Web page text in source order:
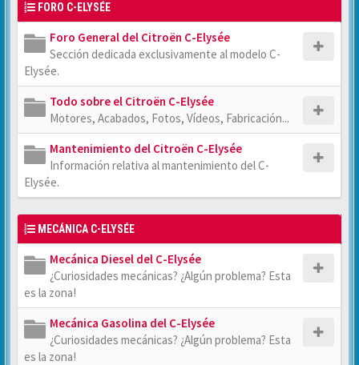
FORO C-ELYSÉE
Foro General del Citroën C-Elysée
Sección dedicada exclusivamente al modelo C-
Elysée.
Todo sobre el Citroën C-Elysée
Motores, Acabados, Fotos, Vídeos, Fabricación...
Mantenimiento del Citroën C-Elysée
Información relativa al mantenimiento del C-
Elysée.
MECÁNICA C-ELYSÉE
Mecánica Diesel del C-Elysée
¿Curiosidades mecánicas? ¿Algún problema? Esta
es la zona!
Mecánica Gasolina del C-Elysée
¿Curiosidades mecánicas? ¿Algún problema? Esta
es la zona!